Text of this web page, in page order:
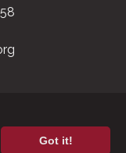
Suite 6
niveau 6
Got it!